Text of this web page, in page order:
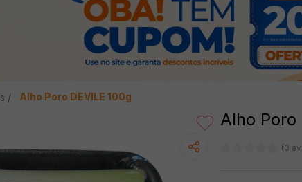
Alho Poro DEVILE 100g
Alho Poro
(0